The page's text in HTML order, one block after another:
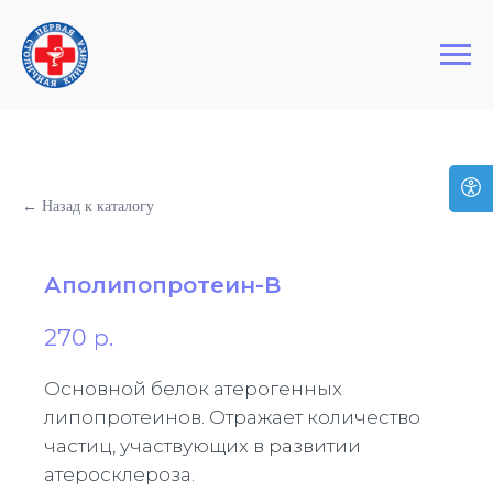
Первая Столичная Клиника
← Назад к каталогу
Аполипопротеин-B
270 р.
Основной белок атерогенных
липопротеинов. Отражает количество
частиц, участвующих в развитии
атеросклероза.